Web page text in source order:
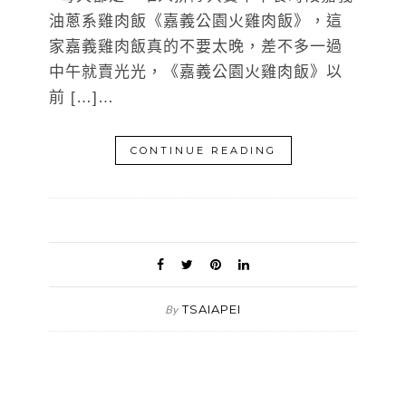
油蔥系雞肉飯《嘉義公園火雞肉飯》，這
家嘉義雞肉飯真的不要太晚，差不多一過
中午就賣光光，《嘉義公園火雞肉飯》以
前 […]…
CONTINUE READING
By TSAIAPEI